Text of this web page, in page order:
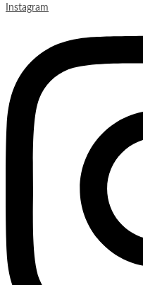
Instagram